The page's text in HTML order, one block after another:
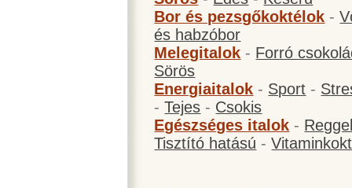
Bor és pezsgőkoktélok -
és habzóbor
Melegitalok - Forró
Sörös
Energiaitalok - Sport -
-Tejes - Csokis
Egészséges italok -
Tisztító hatású -